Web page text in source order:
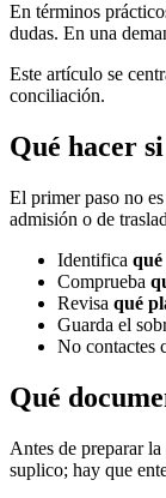
En términos
dudas. En una
Este artículo se
conciliación.
Qué hacer
El primer paso no
admisión o de
Identifica
Comprueba
Revisa qué
Guarda el
No contactes
Qué
Antes de preparar
suplico; hay que